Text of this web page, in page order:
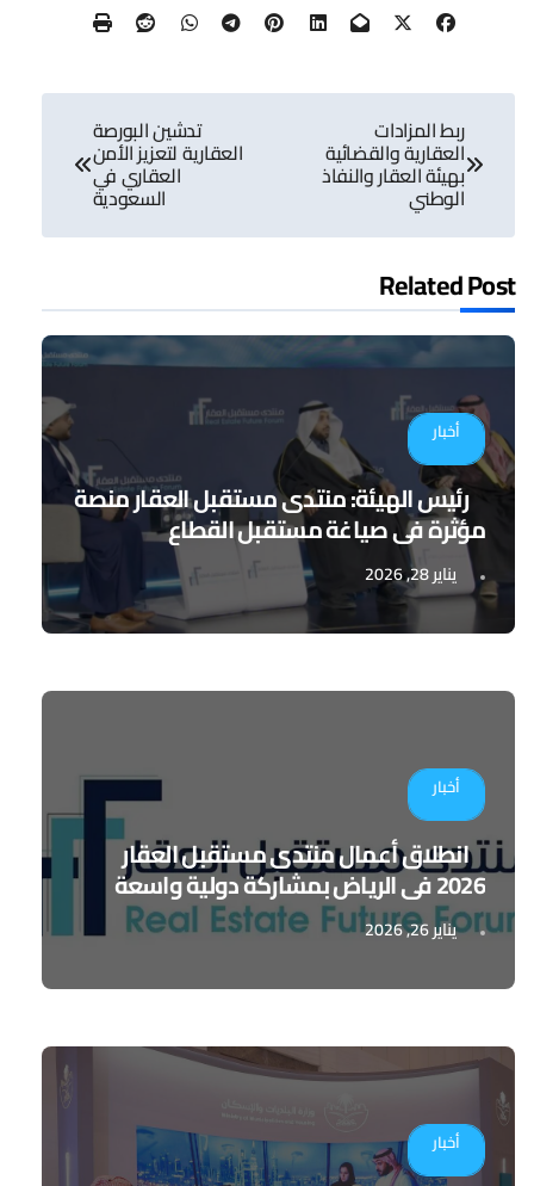
تصفّح
المقالات
ربط المزادات
العقارية والقضائية
بهيئة العقار والنفاذ
الوطني
تدشين البورصة
العقارية لتعزيز الأمن
العقاري في
السعودية
Related Post
أخبار
رئيس الهيئة: منتدى مستقبل العقار منصة
مؤثرة في صياغة مستقبل القطاع
يناير 28, 2026
أخبار
انطلاق أعمال منتدى مستقبل العقار
2026 في الرياض بمشاركة دولية واسعة
يناير 26, 2026
أخبار